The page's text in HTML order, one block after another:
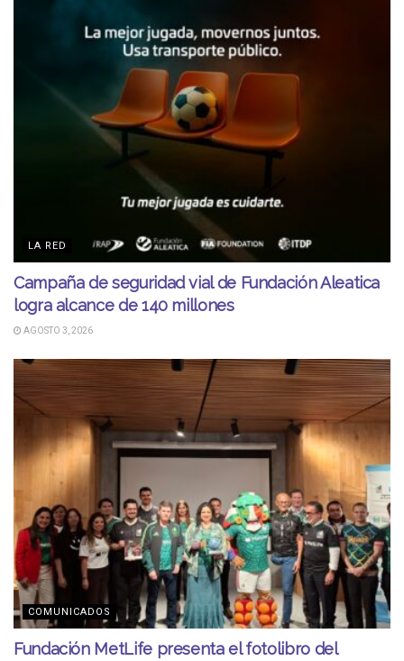
LA RED
Campaña de seguridad vial de Fundación Aleatica
logra alcance de 140 millones
AGOSTO 3, 2026
COMUNICADOS
Fundación MetLife presenta el fotolibro del